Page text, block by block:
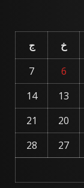
خ
ج
6
7
13
14
20
21
27
28